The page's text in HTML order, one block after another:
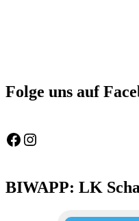
Folge uns auf
Feuerwehr Gemeinde Wölpinghausen
BIWAPP: LK